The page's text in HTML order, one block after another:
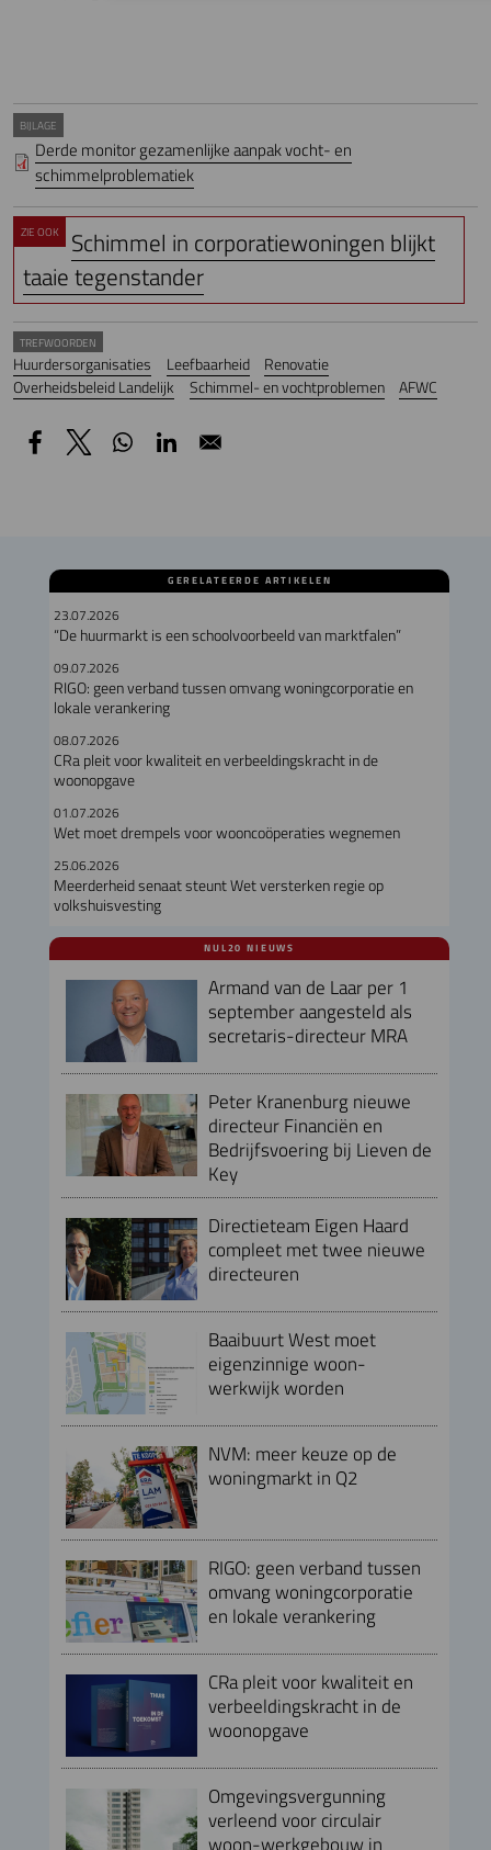
BIJLAGE
Derde monitor gezamenlijke aanpak vocht- en
schimmelproblematiek
ZIE OOK
Schimmel in corporatiewoningen blijkt
taaie tegenstander
TREFWOORDEN
Huurdersorganisaties Leefbaarheid
Renovatie
Overheidsbeleid Landelijk
Schimmel- en vochtproblemen AFWC
GERELATEERDE ARTIKELEN
23.07.2026
“De huurmarkt is een schoolvoorbeeld van marktfalen”
09.07.2026
RIGO: geen verband tussen omvang woningcorporatie en
lokale verankering
08.07.2026
CRa pleit voor kwaliteit en verbeeldingskracht in de
woonopgave
01.07.2026
Wet moet drempels voor wooncoöperaties wegnemen
25.06.2026
Meerderheid senaat steunt Wet versterken regie op
volkshuisvesting
NUL20 NIEUWS
Armand van de Laar per 1
september aangesteld als
secretaris-directeur MRA
Peter Kranenburg nieuwe
directeur Financiën en
Bedrijfsvoering bij Lieven de
Key
Directieteam Eigen Haard
compleet met twee nieuwe
directeuren
Baaibuurt West moet
eigenzinnige woon-
werkwijk worden
NVM: meer keuze op de
woningmarkt in Q2
RIGO: geen verband tussen
omvang woningcorporatie
en lokale verankering
CRa pleit voor kwaliteit en
verbeeldingskracht in de
woonopgave
Omgevingsvergunning
verleend voor circulair